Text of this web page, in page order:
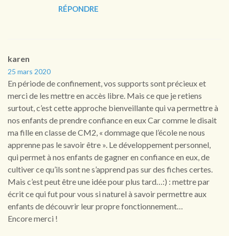
RÉPONDRE
karen
25 mars 2020
En période de confinement, vos supports sont précieux et
merci de les mettre en accès libre. Mais ce que je retiens
surtout, c’est cette approche bienveillante qui va permettre à
nos enfants de prendre confiance en eux Car comme le disait
ma fille en classe de CM2, « dommage que l’école ne nous
apprenne pas le savoir être ». Le développement personnel,
qui permet à nos enfants de gagner en confiance en eux, de
cultiver ce qu’ils sont ne s’apprend pas sur des fiches certes.
Mais c’est peut être une idée pour plus tard…:) : mettre par
écrit ce qui fut pour vous si naturel à savoir permettre aux
enfants de découvrir leur propre fonctionnement…
Encore merci !